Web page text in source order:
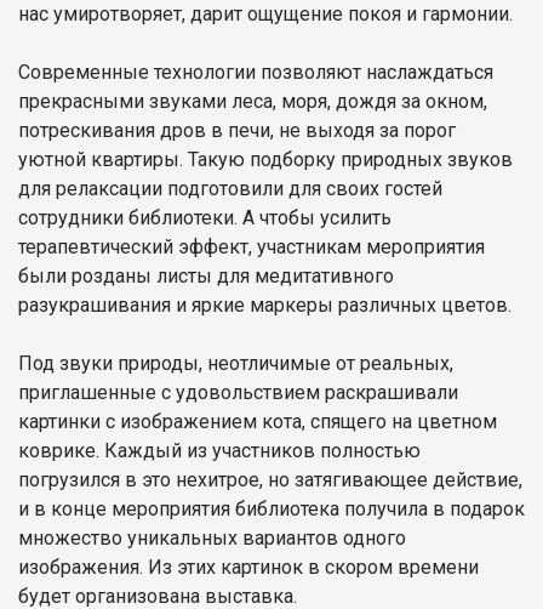
нас умиротворяет, дарит ощущение покоя и гармонии.
Современные технологии позволяют наслаждаться
прекрасными звуками леса, моря, дождя за окном,
потрескивания дров в печи, не выходя за порог
уютной квартиры. Такую подборку природных звуков
для релаксации подготовили для своих гостей
сотрудники библиотеки. А чтобы усилить
терапевтический эффект, участникам мероприятия
были розданы листы для медитативного
разукрашивания и яркие маркеры различных цветов.
Под звуки природы, неотличимые от реальных,
приглашенные с удовольствием раскрашивали
картинки с изображением кота, спящего на цветном
коврике. Каждый из участников полностью
погрузился в это нехитрое, но затягивающее действие,
и в конце мероприятия библиотека получила в подарок
множество уникальных вариантов одного
изображения. Из этих картинок в скором времени
будет организована выставка.